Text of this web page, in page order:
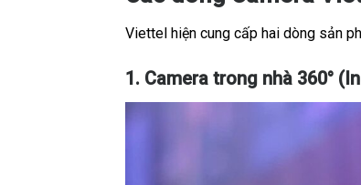
Viettel hiện cung cấp hai dòng sản
1. Camera trong nhà 360°